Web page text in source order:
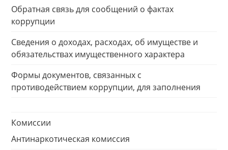
Обратная связь для сообщений о фактах
коррупции
Сведения о доходах, расходах, об имуществе и
обязательствах имущественного характера
Формы документов, связанных с
противодействием коррупции, для заполнения
Комиссии
Антинаркотическая комиссия